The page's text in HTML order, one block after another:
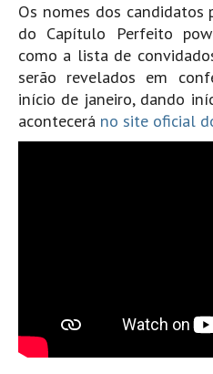
Nazaré HD
Nazaré Praias Sul
PENICHE
Peniche - Consolação Norte HD
Peniche Supertubos HD
Ericeira Praias Sul HD
Foz do Lizandro
Os nomes dos candidatos
do Capítulo Perfeito
como a lista de
serão revelados em
início de janeiro, dando
acontecerá no site oficial